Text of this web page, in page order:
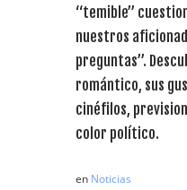
“temible”
nuestros
preguntas”.
romántico, sus
cinéfilos,
color político.
en Noticias